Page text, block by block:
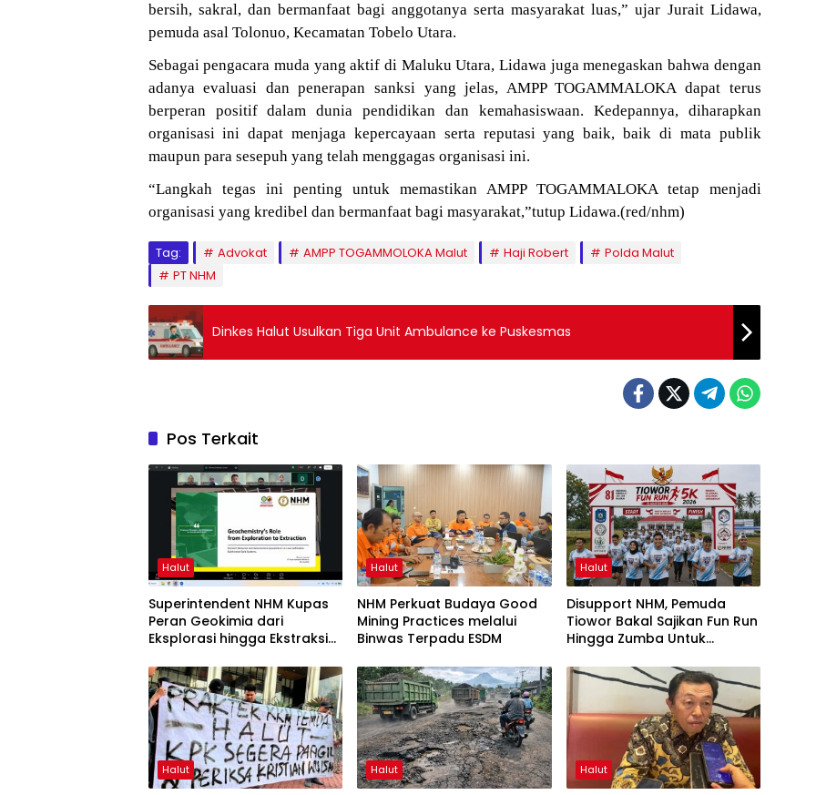
bersih, sakral, dan bermanfaat bagi anggotanya serta masyarakat luas,” ujar Jurait Lidawa,
pemuda asal Tolonuo, Kecamatan Tobelo Utara.
Sebagai pengacara muda yang aktif di Maluku Utara, Lidawa juga menegaskan bahwa dengan
adanya evaluasi dan penerapan sanksi yang jelas, AMPP TOGAMMALOKA dapat terus
berperan positif dalam dunia pendidikan dan kemahasiswaan. Kedepannya, diharapkan
organisasi ini dapat menjaga kepercayaan serta reputasi yang baik, baik di mata publik
maupun para sesepuh yang telah menggagas organisasi ini.
“Langkah tegas ini penting untuk memastikan AMPP TOGAMMALOKA tetap menjadi
organisasi yang kredibel dan bermanfaat bagi masyarakat,”tutup Lidawa.(red/nhm)
Tag: Advokat AMPP TOGAMMOLOKA Malut Haji Robert
Polda Malut
PT NHM
Dinkes Halut Usulkan Tiga Unit Ambulance ke Puskesmas
Pos Terkait
Halut
Superintendent NHM Kupas
Peran Geokimia dari
Eksplorasi hingga Ekstraksi
UNG
Halut
NHM Perkuat Budaya Good
Mining Practices melalui
Binwas Terpadu ESDM
Halut
Disupport NHM, Pemuda
Tiowor Bakal Sajikan Fun Run
Hingga Zumba Untuk
Halut Halut Halut